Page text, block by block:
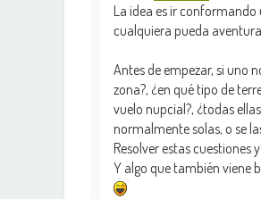
La idea es ir conformando
cualquiera pueda
Antes de empezar, si uno
zona?, ¿en qué tipo de
vuelo nupcial?, ¿todas
normalmente solas, o se
Resolver estas cuestiones
Y algo que también viene